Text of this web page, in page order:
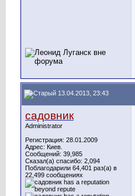
13.04.2013, 23:43
садовник
Administrator
Регистрация: 28.01.2009
Адрес: Киев.
Сообщений: 39,985
Сказал(а) спасибо: 2,094
Поблагодарили 64,401 раз(а) в
22,499 сообщениях